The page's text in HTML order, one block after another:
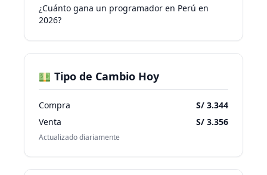
¿Cuánto gana un programador en Perú en
2026?
Tipo de Cambio Hoy
Compra
S/ 3.344
Venta
S/ 3.356
Actualizado diariamente